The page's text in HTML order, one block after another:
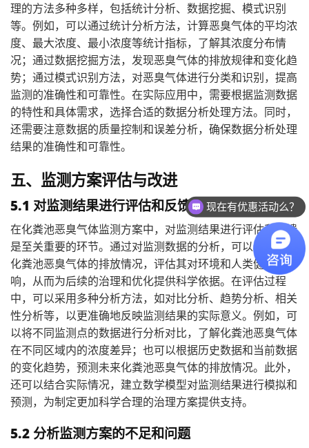
理的方法多种多样，包括统计分析、数据挖掘、模式识别
等。例如，可以通过统计分析方法，计算恶臭气体的平均浓
度、最大浓度、最小浓度等统计指标，了解其浓度分布情
况；通过数据挖掘方法，发现恶臭气体的排放规律和变化趋
势；通过模式识别方法，对恶臭气体进行分类和识别，提高
监测的准确性和可靠性。在实际应用中，需要根据监测数据
的特性和具体需求，选择合适的数据分析处理方法。同时，
还需要注意数据的质量控制和误差分析，确保数据分析处理
结果的准确性和可靠性。
五、监测方案评估与改进
5.1 对监测结果进行评估和反馈
在化粪池恶臭气体监测方案中，对监测结果进行评估和反馈
是至关重要的环节。通过对监测数据的分析，可以全面了解
化粪池恶臭气体的排放情况，评估其对环境和人类健康的影
响，从而为后续的治理和优化提供科学依据。在评估过程
中，可以采用多种分析方法，如对比分析、趋势分析、相关
性分析等，以更准确地反映监测结果的实际意义。例如，可
以将不同监测点的数据进行分析对比，了解化粪池恶臭气体
在不同区域内的浓度差异；也可以根据历史数据和当前数据
的变化趋势，预测未来化粪池恶臭气体的排放情况。此外，
还可以结合实际情况，建立数学模型对监测结果进行模拟和
预测，为制定更加科学合理的治理方案提供支持。
5.2 分析监测方案的不足和问题
现在有优惠活动么？